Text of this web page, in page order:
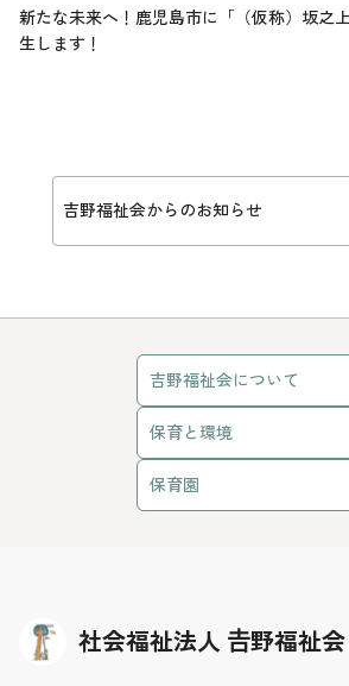
新たな未来へ！鹿児島市に「（仮称）坂之
生します！
吉野福祉会からのお知らせ
吉野福祉会について
保育と環境
保育園
社会福祉法人 𠮷野福祉会